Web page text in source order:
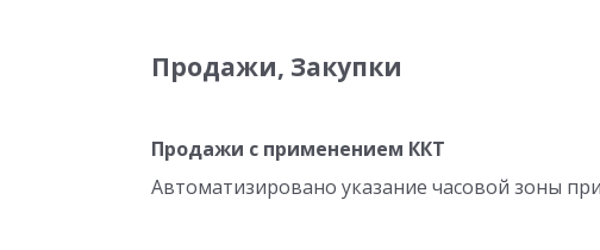
Продажи, Закупки
Продажи с применением ККТ
Автоматизировано указание часовой зоны